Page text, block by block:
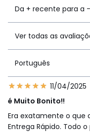
Da + recente para a
Ver todas as
Português
11/04/2025
é Muito Bonito!!
Era exatamente o que
Entrega Rápido. Todo